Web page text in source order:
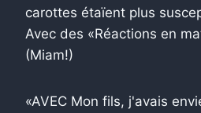
carottes étaïent plus
Avec des «Réactions en
(Miam!)
«AVEC Mon fils, j'avais